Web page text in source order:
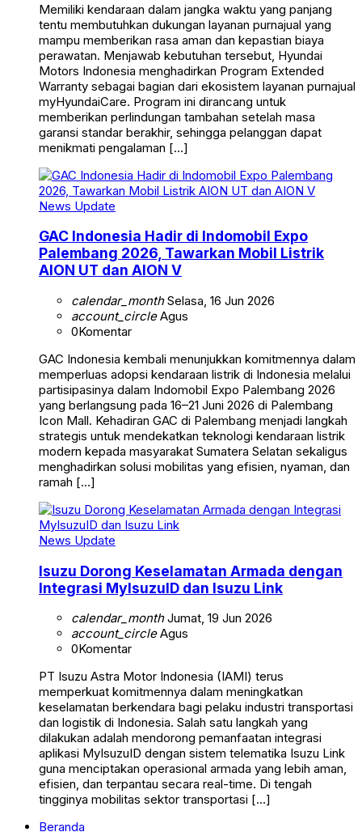
Memiliki kendaraan dalam jangka waktu yang panjang
tentu membutuhkan dukungan layanan purnajual yang
mampu memberikan rasa aman dan kepastian biaya
perawatan. Menjawab kebutuhan tersebut, Hyundai
Motors Indonesia menghadirkan Program Extended
Warranty sebagai bagian dari ekosistem layanan purnajual
myHyundaiCare. Program ini dirancang untuk
memberikan perlindungan tambahan setelah masa
garansi standar berakhir, sehingga pelanggan dapat
menikmati pengalaman […]
News Update
GAC Indonesia Hadir di Indomobil Expo
Palembang 2026, Tawarkan Mobil Listrik
AION UT dan AION V
calendar_monthSelasa, 16 Jun 2026
account_circleAgus
0Komentar
GAC Indonesia kembali menunjukkan komitmennya dalam
memperluas adopsi kendaraan listrik di Indonesia melalui
partisipasinya dalam Indomobil Expo Palembang 2026
yang berlangsung pada 16–21 Juni 2026 di Palembang
Icon Mall. Kehadiran GAC di Palembang menjadi langkah
strategis untuk mendekatkan teknologi kendaraan listrik
modern kepada masyarakat Sumatera Selatan sekaligus
menghadirkan solusi mobilitas yang efisien, nyaman, dan
ramah […]
News Update
Isuzu Dorong Keselamatan Armada dengan
Integrasi MyIsuzuID dan Isuzu Link
calendar_monthJumat, 19 Jun 2026
account_circleAgus
0Komentar
PT Isuzu Astra Motor Indonesia (IAMI) terus
memperkuat komitmennya dalam meningkatkan
keselamatan berkendara bagi pelaku industri transportasi
dan logistik di Indonesia. Salah satu langkah yang
dilakukan adalah mendorong pemanfaatan integrasi
aplikasi MyIsuzuID dengan sistem telematika Isuzu Link
guna menciptakan operasional armada yang lebih aman,
efisien, dan terpantau secara real-time. Di tengah
tingginya mobilitas sektor transportasi […]
Beranda